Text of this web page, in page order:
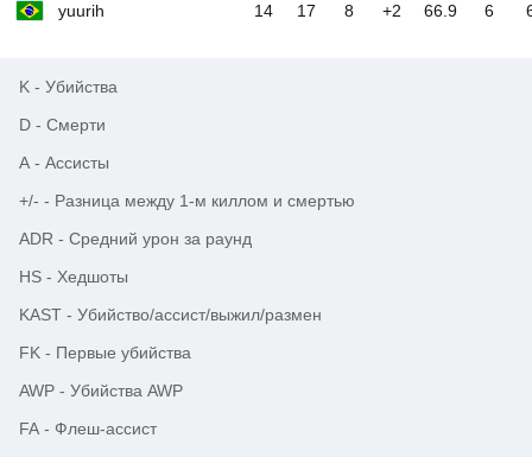
yuurih
14 17 8 +2 66.9 6
K - Убийства
D - Смерти
A - Ассисты
+/- - Разница между 1-м киллом и смертью
ADR - Средний урон за раунд
HS - Хедшоты
KAST - Убийство/ассист/выжил/размен
FK - Первые убийства
AWP - Убийства AWP
FA - Флеш-ассист